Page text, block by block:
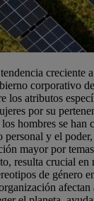
creciente
corporativo
los atributos
por su
hombres se han
personal y el
mayor por
resulta crucial en
de género
afectan